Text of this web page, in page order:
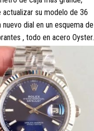
actualizar su modelo de 36
nuevo dial en un esquema de
, todo en acero Oyster.